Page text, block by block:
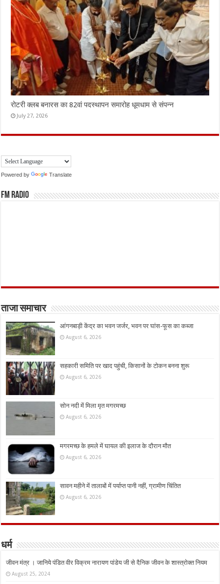
रोटरी क्लब बनारस का 82वां पदस्थापन समारोह धूमधाम से संपन्न
July 27, 2026
Powered by Translate
FM Radio
ताजा समाचार
आंगनबाड़ी केंद्र का भवन जर्जर, भवन पर घांस-फूस का कब्जा
August 6, 2026
सहकारी समिति पर खाद पहुंची, किसानों के टोकन बनना शुरू
August 6, 2026
सोन नदी में मिला मृत मगरमच्छ
August 6, 2026
मगरमच्छ के हमले में घायल की इलाज के दौरान मौत
August 6, 2026
सावन महीने में तालाबों में पर्याप्त पानी नहीं, ग्रामीण चिंतित
August 6, 2026
धर्म
जीवन मंत्र । जानिये पंडित वीर विक्रम नारायण पांडेय जी से दैनिक जीवन के शास्त्रोक्त नियम
August 25, 2024